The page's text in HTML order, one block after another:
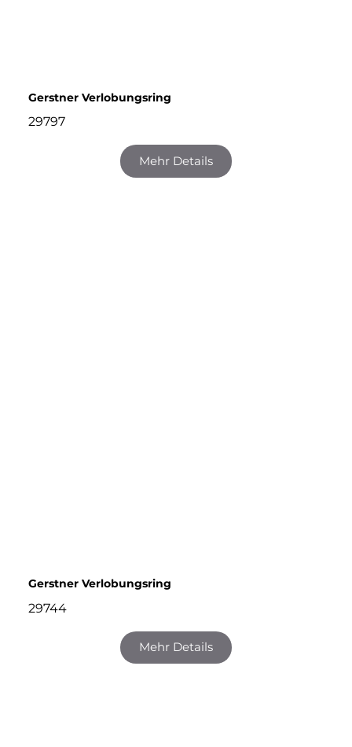
Gerstner Verlobungsring
29797
Mehr Details
Gerstner Verlobungsring
29744
Mehr Details